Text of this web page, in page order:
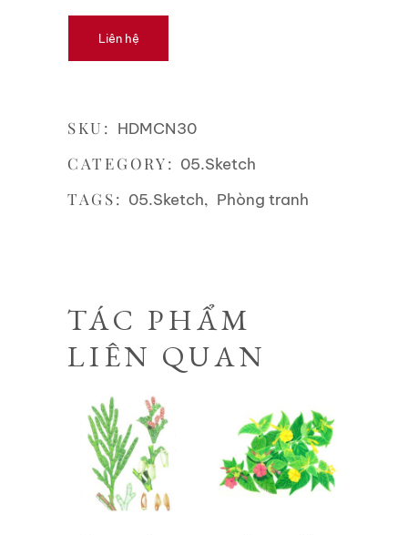
Liên hệ
SKU: HDMCN30
CATEGORY: 05.Sketch
TAGS: 05.Sketch, Phòng tranh
TÁC PHẨM
LIÊN QUAN
Liên hệ Liên hệ